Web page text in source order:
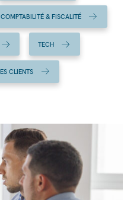
COMPTABILITÉ & FISCALITÉ
TECH
CLIENTS